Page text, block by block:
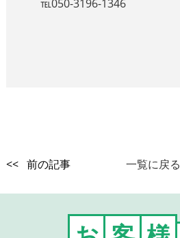
℡050-3196-1346
<< 前の記事 一覧に戻る